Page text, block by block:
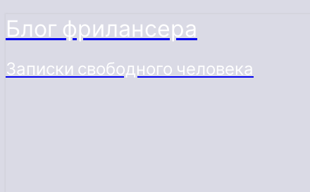
Блог фрилансера
Записки свободного человека